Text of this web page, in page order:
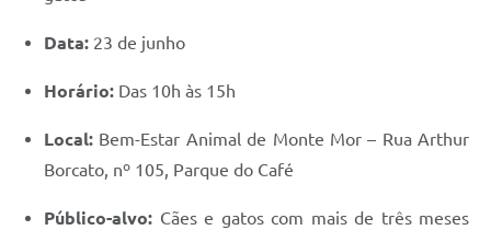
Data: 23 de junho
Horário: Das 10h às 15h
Local: Bem-Estar Animal de Monte Mor – Rua Arthur
Borcato, nº 105, Parque do Café
Público-alvo: Cães e gatos com mais de três meses